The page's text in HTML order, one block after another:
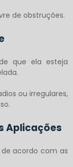
de obstruções.
que ela esteja
ou irregulares,
Aplicações
de acordo com as